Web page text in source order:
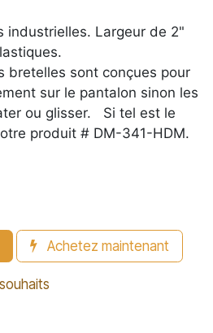
industrielles. Largeur de 2"
bretelles sont conçues pour
sur le pantalon sinon les
ou glisser. Si tel est le
produit # DM-341-HDM.
Achetez maintenant